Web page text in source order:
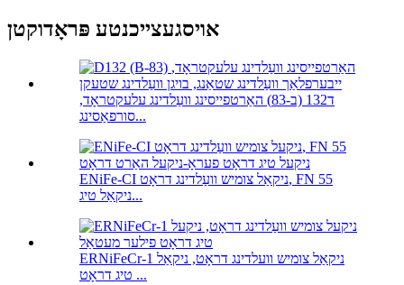
אויסגעצייכנטע פּראָדוקטן
ד132 (ב-83) האַרטפייסינג וועַלדינג עלעקטראָד,
סורפאַסינג...
ENiFe-CI ניקאַל צומיש וועַלדינג דראָט, FN 55
ניקאַל טיג...
ERNiFeCr-1 ניקאַל צומיש וועלדינג דראָט, ניקאַל
טיג דראָט ...